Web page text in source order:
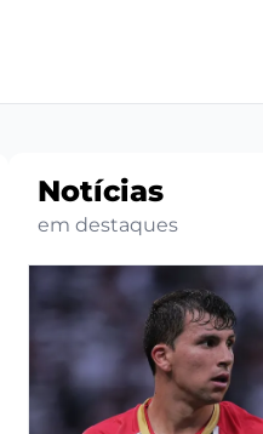
Notícias
em destaques